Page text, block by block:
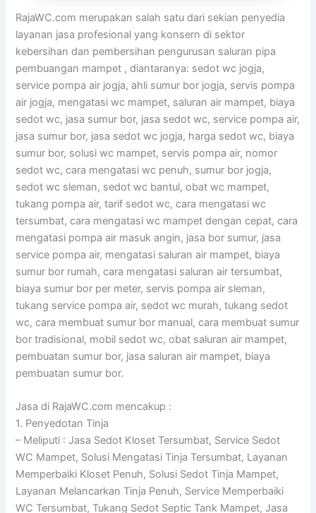
RajaWC.com merupakan salah satu dari sekian penyedia
layanan jasa profesional yang konsern di sektor
kebersihan dan pembersihan pengurusan saluran pipa
pembuangan mampet , diantaranya: sedot wc jogja,
service pompa air jogja, ahli sumur bor jogja, servis pompa
air jogja, mengatasi wc mampet, saluran air mampet, biaya
sedot wc, jasa sumur bor, jasa sedot wc, service pompa air,
jasa sumur bor, jasa sedot wc jogja, harga sedot wc, biaya
sumur bor, solusi wc mampet, servis pompa air, nomor
sedot wc, cara mengatasi wc penuh, sumur bor jogja,
sedot wc sleman, sedot wc bantul, obat wc mampet,
tukang pompa air, tarif sedot wc, cara mengatasi wc
tersumbat, cara mengatasi wc mampet dengan cepat, cara
mengatasi pompa air masuk angin, jasa bor sumur, jasa
service pompa air, mengatasi saluran air mampet, biaya
sumur bor rumah, cara mengatasi saluran air tersumbat,
biaya sumur bor per meter, servis pompa air sleman,
tukang service pompa air, sedot wc murah, tukang sedot
wc, cara membuat sumur bor manual, cara membuat sumur
bor tradisional, mobil sedot wc, obat saluran air mampet,
pembuatan sumur bor, jasa saluran air mampet, biaya
pembuatan sumur bor.
Jasa di RajaWC.com mencakup :
1. Penyedotan Tinja
– Meliputi : Jasa Sedot Kloset Tersumbat, Service Sedot
WC Mampet, Solusi Mengatasi Tinja Tersumbat, Layanan
Memperbaiki Kloset Penuh, Solusi Sedot Tinja Mampet,
Layanan Melancarkan Tinja Penuh, Service Memperbaiki
WC Tersumbat, Tukang Sedot Septic Tank Mampet, Jasa